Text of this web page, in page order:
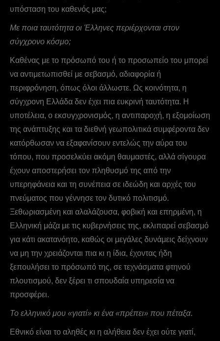
υπόσταση του καθενός μας;
Με ποια ταυτότητα οι Έλληνες περιέρχονται στον
σύγχρονο κόσμο;
Καθένας με το πρόσωπό του ή το προσωπείο του μπορεί
να αντιμετωπισθεί με σεβασμό, αδιαφορία ή
περιφρόνηση, όπως όλοι άλλωστε. Ως κοινότητα, η
σύγχρονη Ελλάδα δεν έχει πια ευκρινή ταυτότητα. Η
υποτέλεια, ο εκσυγχρονισμός, η αντιπαροχή, η εξομοίωση
της ανάπτυξης και τα διεθνή γεωπολιτικά συμφέροντα δεν
κατόρθωσαν να εξαφανίσουν εντελώς την αύρα του
τόπου, που προσελκύει ακόμη θαυμαστές, αλλά σίγουρα
έχουν αποστερήσει τον πληθυσμό της από την
υπερηφάνεια και τη συνέπεια σε ιδεώδη και αρχές του
πνεύματος που γέννησε τον δυτικό πολιτισμό.
Ξεθωριασμένη και αλαλάζουσα, φοβική και επηρμένη, η
Ελληνική μάζα με τις κυβερνήσεις της, εκλιπαρεί σεβασμό
για κάτι ακατανόητο, καθώς οι μεγάλες δυνάμεις δείχνουν
να μη την χρειάζονται πια κι η ίδια, έχοντας ήδη
ξεπουλήσει το πρόσωπό της, σε τεχνάσματα φτηνού
πλουτισμού, δεν ξέρει τι σπουδαία υπηρεσία να
προσφέρει.
Το ελληνικό μου «γιατί» κι ένα «πρέπει» που πέταξα.
Εθνικό είναι το αληθές κι η αλήθεια δεν έχει ούτε γιατί,